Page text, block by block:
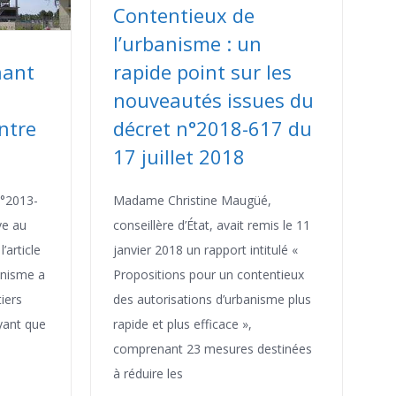
Contentieux de
l’urbanisme : un
rapide point sur les
nouveautés issues du
décret n°2018-617 du
17 juillet 2018
Madame Christine Maugüé,
conseillère d’État, avait remis le 11
janvier 2018 un rapport intitulé «
Propositions pour un contentieux
des autorisations d’urbanisme plus
rapide et plus efficace »,
comprenant 23 mesures destinées
à réduire les
au
a
que